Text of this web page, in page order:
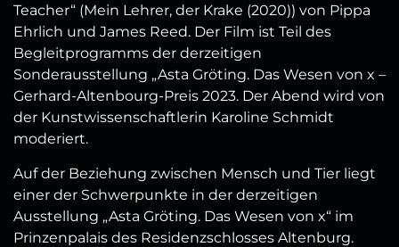
Teacher“ (Mein Lehrer, der Krake (2020)) von Pippa
Ehrlich und James Reed. Der Film ist Teil des
Begleitprogramms der derzeitigen
Sonderausstellung „Asta Gröting. Das Wesen von x –
Gerhard-Altenbourg-Preis 2023. Der Abend wird von
der Kunstwissenschaftlerin Karoline Schmidt
moderiert.
Auf der Beziehung zwischen Mensch und Tier liegt
einer der Schwerpunkte in der derzeitigen
Ausstellung „Asta Gröting. Das Wesen von x“ im
Prinzenpalais des Residenzschlosses Altenburg.